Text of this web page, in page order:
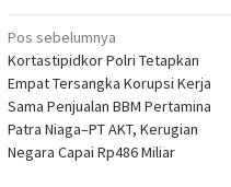
Navigasi
pos
Pos sebelumnya
Kortastipidkor Polri Tetapkan
Empat Tersangka Korupsi Kerja
Sama Penjualan BBM Pertamina
Patra Niaga–PT AKT, Kerugian
Negara Capai Rp486 Miliar